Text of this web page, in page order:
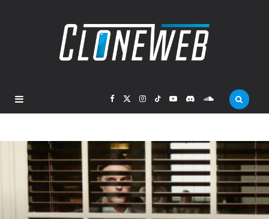
F
c
e
b
w
i
I
t
a
T
k
T
o
Y
u
T
u
s
c
o
S
u
n
d